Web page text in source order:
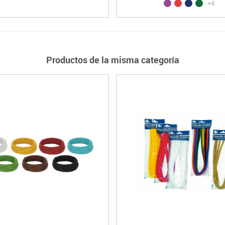
+4
Productos de la misma categoría